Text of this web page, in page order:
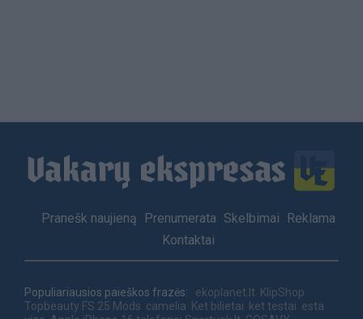
Footer
Pranešk naujieną Prenumerata Skelbimai
Reklama
Kontaktai
Populiariausios paieškos frazės: ekoplanet.lt KlipShop
Topbeauty FS 25 Mods camelia Ket bilietai ket testai esta